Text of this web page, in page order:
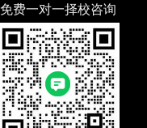
免费一对一择校咨询